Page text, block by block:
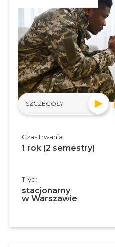
SZCZEGÓŁY
Czas trwania:
1 rok (2 semestry)
Tryb:
stacjonarny
w Warszawie